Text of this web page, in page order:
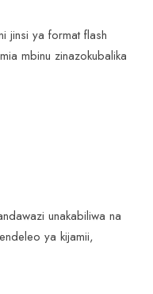
jinsi ya format flash
mbinu zinazokubalika
unakabiliwa na
ya kijamii,